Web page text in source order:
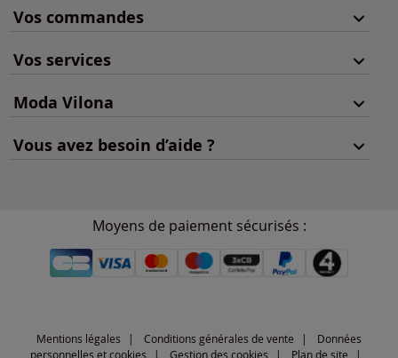
Vos commandes
Vos services
Moda Vilona
Vous avez besoin d’aide ?
Moyens de paiement sécurisés :
Mentions légales Conditions générales de vente
Données
personnelles et cookies
Gestion des cookies
Plan de site